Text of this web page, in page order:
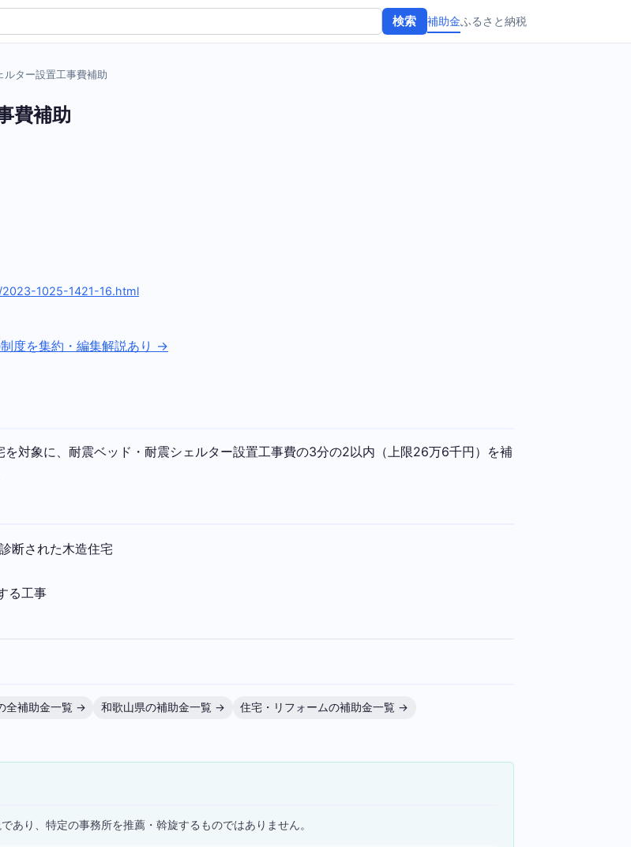
検索 補助金ふるさと納税
ルター設置工事費補助
費補助
1025-1421-16.html
度を集約・編集解説あり →
対象に、耐震ベッド・耐震シェルター設置工事費の3分の2以内（上限26万6千円）を補
断された木造住宅
る工事
全補助金一覧 → 和歌山県の補助金一覧 →
住宅・リフォームの補助金一覧 →
あり、特定の事務所を推薦・斡旋するものではありません。